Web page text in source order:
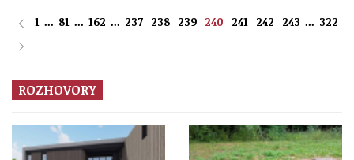
1 ... 81 ... 162 ... 237 238 239 240 241 242 243 ... 322
ROZHOVORY